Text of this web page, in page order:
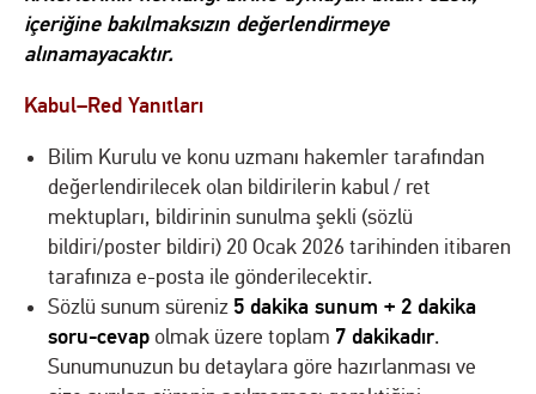
içeriğine bakılmaksızın değerlendirmeye
alınamayacaktır.
Kabul–Red Yanıtları
Bilim Kurulu ve konu uzmanı hakemler tarafından
değerlendirilecek olan bildirilerin kabul / ret
mektupları, bildirinin sunulma şekli (sözlü
bildiri/poster bildiri) 20 Ocak 2026 tarihinden itibaren
tarafınıza e-posta ile gönderilecektir.
Sözlü sunum süreniz 5 dakika sunum + 2 dakika
soru-cevap olmak üzere toplam 7 dakikadır.
Sunumunuzun bu detaylara göre hazırlanması ve